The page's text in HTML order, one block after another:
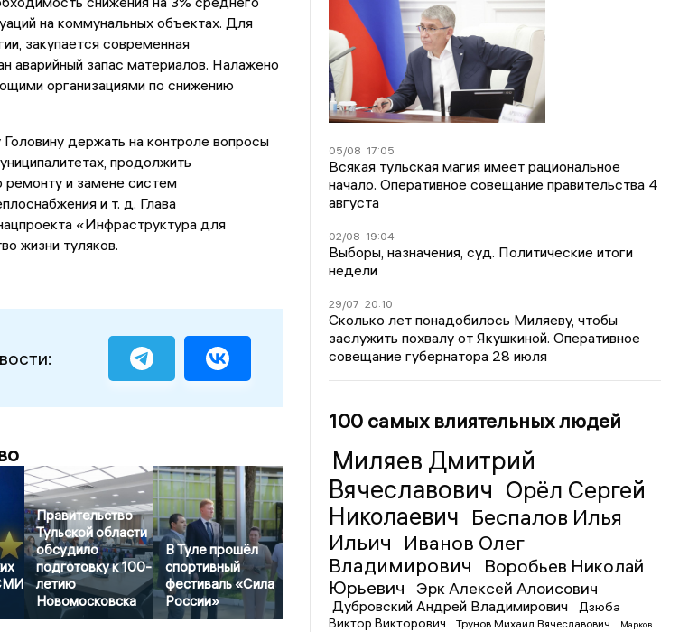
на коммунальных объектах. Для
закупается современная
аварийный запас материалов. Налажено
организациями по снижению
держать на контроле вопросы
продолжить
и замене систем
и т. д. Глава
«Инфраструктура для
жизни туляков.
Правительство
Тульской области
обсудило
подготовку к 100-
летию
Новомосковска
В Туле прошёл
спортивный
фестиваль «Сила
России»
05/08 17:05
Всякая тульская магия имеет рациональное
начало. Оперативное совещание правительства 4
августа
02/08 19:04
Выборы, назначения, суд. Политические итоги
недели
29/07 20:10
Сколько лет понадобилось Миляеву, чтобы
заслужить похвалу от Якушкиной. Оперативное
совещание губернатора 28 июля
100 самых влиятельных людей
Миляев Дмитрий
Вячеславович Орёл Сергей
Николаевич Беспалов Илья
Ильич
Иванов Олег
Владимирович
Воробьев Николай
Юрьевич
Эрк Алексей Алоисович
Дубровский Андрей Владимирович
Дзюба
Виктор Викторович
Трунов Михаил Вячеславович
Марков